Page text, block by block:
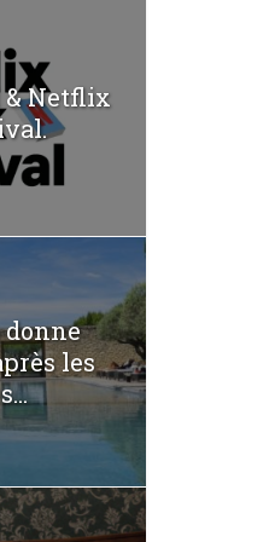
& Netflix
donne
les